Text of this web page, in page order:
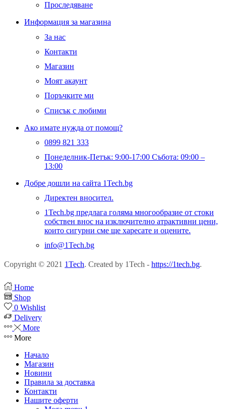
Проследяване
Информация за магазина
За нас
Контакти
Магазин
Моят акаунт
Поръчките ми
Списък с любими
Ако имате нужда от помощ?
0899 821 333
Понеделник-Петък: 9:00-17:00 Събота: 09:00 –
13:00
Добре дошли на сайта 1Tech.bg
Директен вносител.
1Tech.bg предлага голяма многообразие от стоки
собствен внос на изключително атрактивни цени,
които сигурни сме ще харесате и оцените.
info@1Tech.bg
Copyright © 2021 1Tech. Created by 1Tech - https://1tech.bg.
Home
Shop
0 Wishlist
Delivery
More
More
Начало
Магазин
Новини
Правила за доставка
Контакти
Нашите оферти